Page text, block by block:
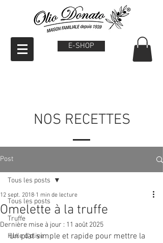
E-SHOP
NOS RECETTES
Post
Tous les posts
Truffe
Huile d'olive
Tous les posts
Omelette à la truffe
12 sept. 2018 1 min de lecture
Dernière mise à jour : 11 août 2025
Un plat simple et rapide pour mettre la